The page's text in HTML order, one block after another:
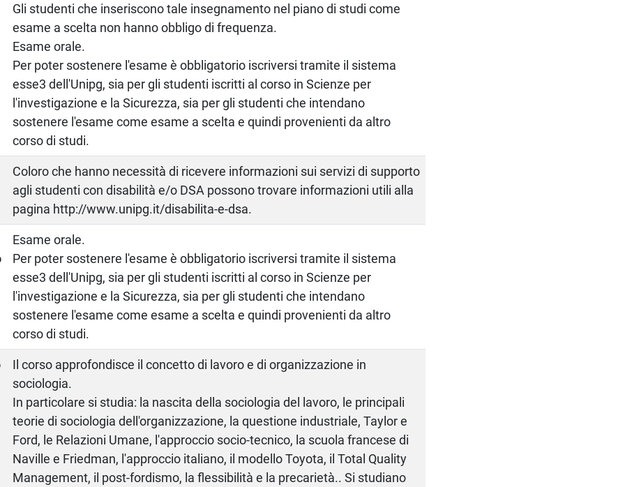
Gli studenti che inseriscono tale insegnamento nel piano di studi come
esame a scelta non hanno obbligo di frequenza.
Esame orale.
Per poter sostenere l'esame è obbligatorio iscriversi tramite il sistema
esse3 dell'Unipg, sia per gli studenti iscritti al corso in Scienze per
l'investigazione e la Sicurezza, sia per gli studenti che intendano
sostenere l'esame come esame a scelta e quindi provenienti da altro
corso di studi.
Coloro che hanno necessità di ricevere informazioni sui servizi di supporto
agli studenti con disabilità e/o DSA possono trovare informazioni utili alla
pagina http://www.unipg.it/disabilita-e-dsa.
Esame orale.
Per poter sostenere l'esame è obbligatorio iscriversi tramite il sistema
esse3 dell'Unipg, sia per gli studenti iscritti al corso in Scienze per
l'investigazione e la Sicurezza, sia per gli studenti che intendano
sostenere l'esame come esame a scelta e quindi provenienti da altro
corso di studi.
Il corso approfondisce il concetto di lavoro e di organizzazione in
sociologia.
In particolare si studia: la nascita della sociologia del lavoro, le principali
teorie di sociologia dell'organizzazione, la questione industriale, Taylor e
Ford, le Relazioni Umane, l'approccio socio-tecnico, la scuola francese di
Naville e Friedman, l'approccio italiano, il modello Toyota, il Total Quality
Management, il post-fordismo, la flessibilità e la precarietà.. Si studiano